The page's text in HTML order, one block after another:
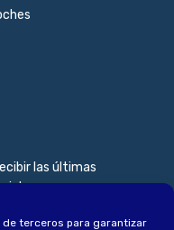
de terceros para garantizar
las últimas